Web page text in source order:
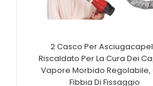
2 Casco Per
Riscaldato Per La Cura Dei
Vapore Morbido Regolabile,
Fibbia Di Fissaggio